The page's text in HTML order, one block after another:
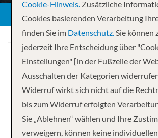
Ihre Kreuzfahrt
5 NächteDisney
Cookie-Hinweis. Zusätzliche
Cookies basierenden Verarbeitung
finden Sie im Datenschutz.Sie können
jederzeit Ihre Entscheidung über
Einstellungen" [in der Fußzeile der
Ausschalten der Kategorien
Widerruf wirkt sich nicht auf die
bis zum Widerruf erfolgten
Sie „Ablehnen“ wählen und Ihre
verweigern, können keine